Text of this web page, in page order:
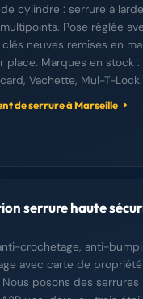
cylindre : serrure à
Pose réglée
neuves remises en
place. Marques en stock :
Vachette, Mul-T-Lock.
de serrure à Marseille
serrure haute
crochetage, anti-
avec carte de propriété
posons des serrures